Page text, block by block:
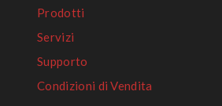
Prodotti
Servizi
Supporto
Condizioni di Vendita